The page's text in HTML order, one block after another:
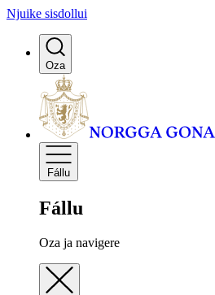
Njuike sisdollui
Oza
Fállu
Fállu
Oza ja navigere